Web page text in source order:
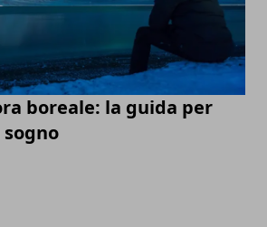
boreale: la guida per